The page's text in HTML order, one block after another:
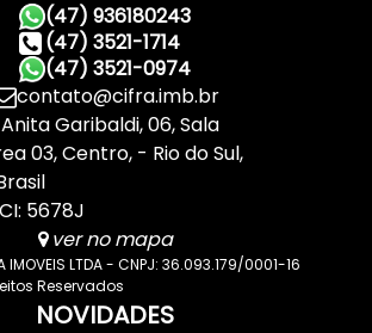
(47) 936180243
(47) 3521-1714
(47) 3521-0974
contato@cifra.imb.br
Anita Garibaldi,06,Sala
03,Centro, Rio do Sul,
5678J
ver no mapa
IMOVEIS LTDA - CNPJ: 36.093.179/0001-16
Reservados
NOVIDADES